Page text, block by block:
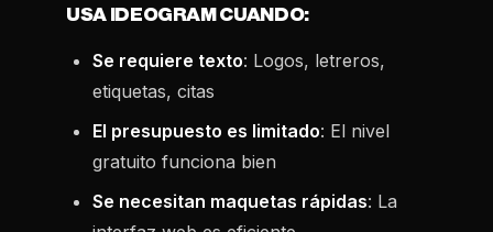
USA IDEOGRAM CUANDO:
Se requiere texto: Logos, letreros,
etiquetas, citas
El presupuesto es limitado: El nivel
gratuito funciona bien
Se necesitan maquetas rápidas: La